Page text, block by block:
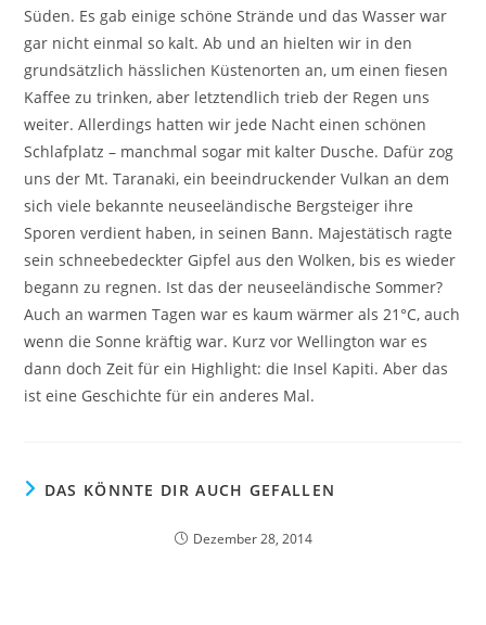
Süden. Es gab einige schöne Strände und das Wasser war
gar nicht einmal so kalt. Ab und an hielten wir in den
grundsätzlich hässlichen Küstenorten an, um einen fiesen
Kaffee zu trinken, aber letztendlich trieb der Regen uns
weiter. Allerdings hatten wir jede Nacht einen schönen
Schlafplatz – manchmal sogar mit kalter Dusche. Dafür zog
uns der Mt. Taranaki, ein beeindruckender Vulkan an dem
sich viele bekannte neuseeländische Bergsteiger ihre
Sporen verdient haben, in seinen Bann. Majestätisch ragte
sein schneebedeckter Gipfel aus den Wolken, bis es wieder
begann zu regnen. Ist das der neuseeländische Sommer?
Auch an warmen Tagen war es kaum wärmer als 21°C, auch
wenn die Sonne kräftig war. Kurz vor Wellington war es
dann doch Zeit für ein Highlight: die Insel Kapiti. Aber das
ist eine Geschichte für ein anderes Mal.
DAS KÖNNTE DIR AUCH GEFALLEN
Dezember 28, 2014